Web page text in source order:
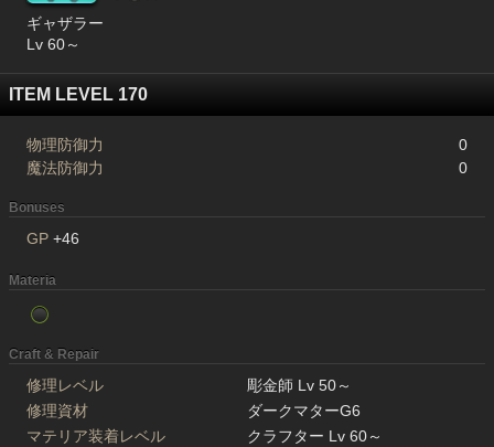
ギャザラー
Lv 60～
ITEM LEVEL 170
物理防御力
0
魔法防御力
0
Bonuses
GP +46
Materia
Craft & Repair
修理レベル
彫金師 Lv 50～
修理資材
ダークマターG6
マテリア装着レベル
クラフター Lv 60～